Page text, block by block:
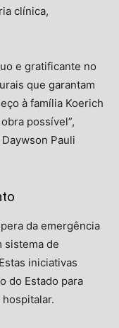
clínica,
e gratificante no
que garantam
à família Koerich
possível”,
Pauli
da emergência
sistema de
iniciativas
do Estado para